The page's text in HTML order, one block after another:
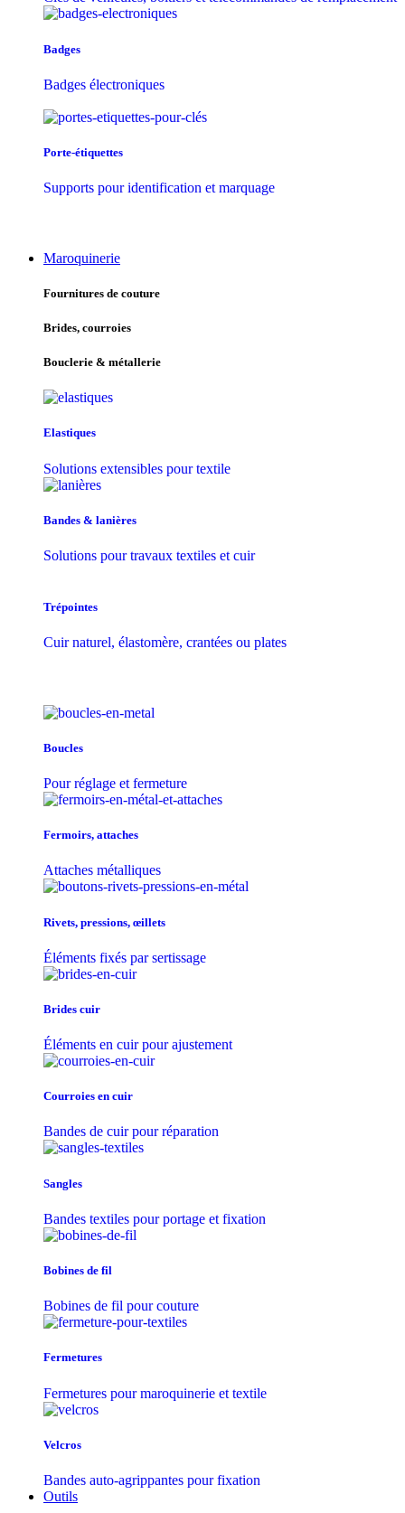
Badges
Badges électroniques
Porte-étiquettes
Supports pour identification et marquage
Maroquinerie
Fournitures de couture
Brides, courroies
Bouclerie & métallerie
Elastiques
Solutions extensibles pour textile
Bandes & lanières
Solutions pour travaux textiles et cuir
Trépointes
Cuir naturel, élastomère, crantées ou plates
Boucles
Pour réglage et fermeture
Fermoirs, attaches
Attaches métalliques
Rivets, pressions, œillets
Éléments fixés par sertissage
Brides cuir
Éléments en cuir pour ajustement
Courroies en cuir
Bandes de cuir pour réparation
Sangles
Bandes textiles pour portage et fixation
Bobines de fil
Bobines de fil pour couture
Fermetures
Fermetures pour maroquinerie et textile
Velcros
Bandes auto-agrippantes pour fixation
Outils